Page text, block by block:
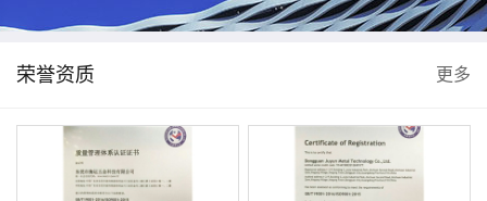
荣誉资质 更多